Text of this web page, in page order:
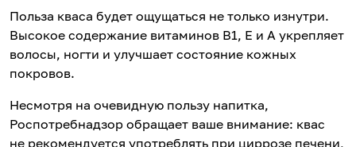
Польза кваса будет ощущаться не только изнутри.
Высокое содержание витаминов B1, E и А укрепляет
волосы, ногти и улучшает состояние кожных
покровов.
Несмотря на очевидную пользу напитка,
Роспотребнадзор обращает ваше внимание: квас
не рекомендуется употреблять при циррозе печени,